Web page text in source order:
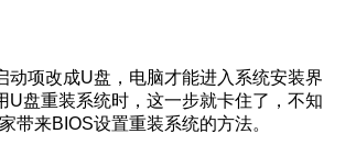
动项改成U盘，电脑才能进入系统安装界
盘重装系统时，这一步就卡住了，不知
带来BIOS设置重装系统的方法。